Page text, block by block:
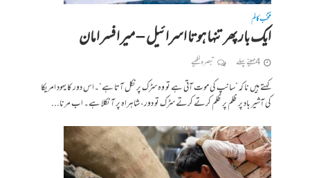
منتخب کالم
ایک بار پھر تنہا ہوتا اسرائیل – میر افسر امان
4 مہینے پہلے تبصرہ لکھیے
کہتے ہیں نا کہ”سانپ کی موت آتی ہے تو وہ سڑک پر نکل آتا ہے“۔اس دور کا یہود امریکا
کی آشیر باد پر ظلم پر ظلم کرتے کرتے سڑک تو دور، شاہراہ پر آ نکلا ہے۔ اب مرنا...